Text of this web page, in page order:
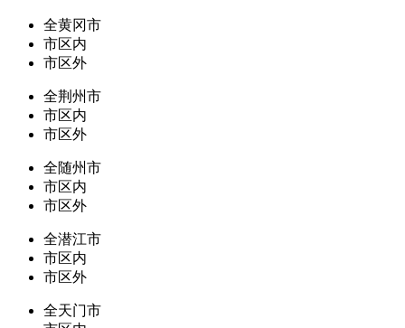
全黄冈市
市区内
市区外
全荆州市
市区内
市区外
全随州市
市区内
市区外
全潜江市
市区内
市区外
全天门市